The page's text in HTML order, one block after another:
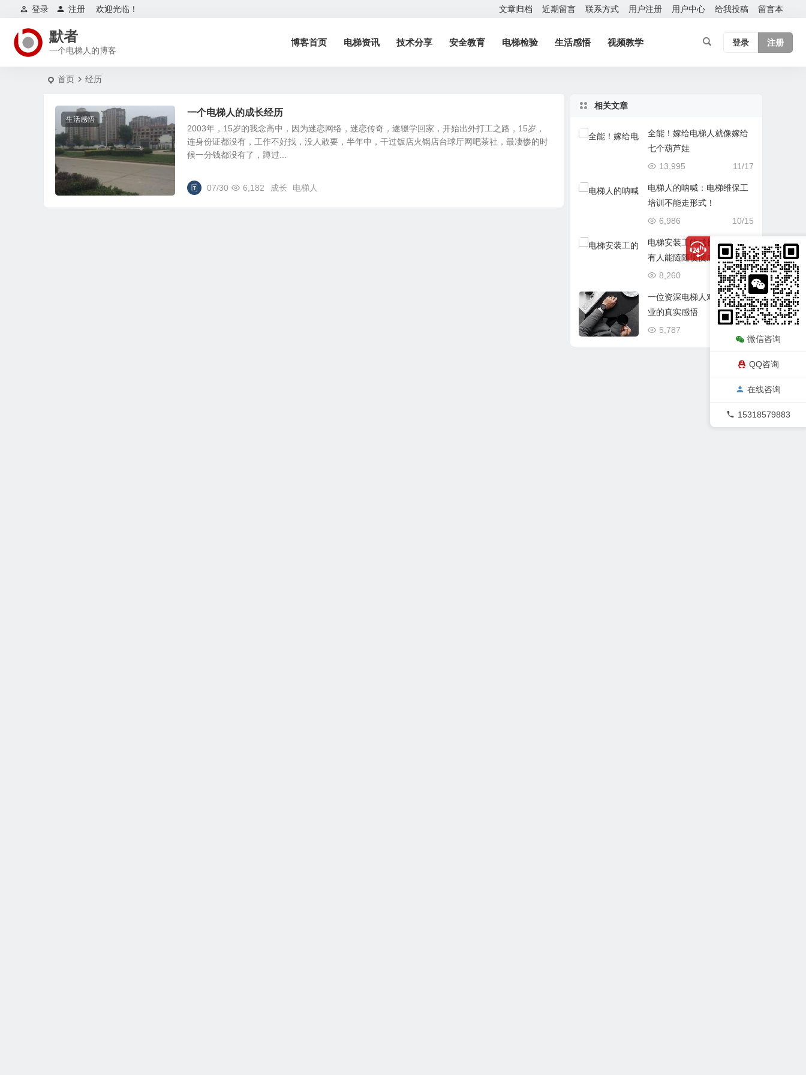
欢迎光临！
登录 注册 文章归档 近期留言 联系方式 用户注册 用户中心 给我投稿 留言本
默者
一个电梯人的博客
博客首页 电梯资讯 技术分享 安全教育 电梯检验 生活感悟 视频教学 登录 注册
首页 经历
生活感悟
一个电梯人的成长经历
2003年，15岁的我念高中，因为迷恋网络，迷恋传奇，遂辍学回家，开始出外打工之路，15岁，
连身份证都没有，工作不好找，没人敢要，半年中，干过饭店火锅店台球厅网吧茶社，最凄惨的时
候一分钱都没有了，蹲过...
07/30 6,182 成长 电梯人
相关文章
全能！嫁给电梯人就像嫁给
七个葫芦娃
11/17
13,995
电梯人的呐喊：电梯维保工
培训不能走形式！
10/15
6,986
电梯安装工的成长之路：没
有人能随随便便成功！
08/23
8,260
一位资深电梯人对现电梯行
业的真实感悟
5,787
微信咨询
QQ咨询
在线咨询
15318579883